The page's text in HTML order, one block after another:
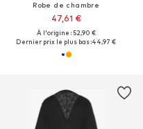
Robe de chambre
47,61 €
À l'origine : 52,90 €
Dernier prix le plus bas :44,97 €